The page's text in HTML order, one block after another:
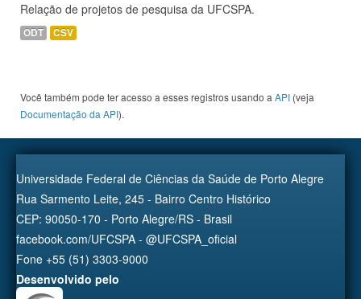
Relação de projetos de pesquisa da UFCSPA.
ODT CSV
Você também pode ter acesso a esses registros usando a API (veja
Documentação da API).
Universidade Federal de Ciências da Saúde de Porto Alegre
Rua Sarmento Leite, 245 - Bairro Centro Histórico
CEP: 90050-170 - Porto Alegre/RS - Brasil
facebook.com/UFCSPA - @UFCSPA_oficial
Fone +55 (51) 3303-9000
Desenvolvido pelo